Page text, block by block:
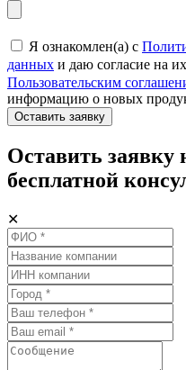
Я ознакомлен(а) с
данных и даю согласие на
Пользовательским
информацию о новых
Оставить заявку
Оставить заявку
бесплатной
✕